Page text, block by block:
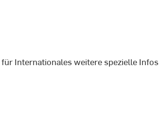
Internationales weitere spezielle Infos.